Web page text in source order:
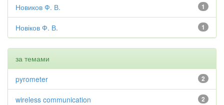
1
Новиков Ф. В.
1
Новіков Ф. В.
за темами
2
pyrometer
2
wireless communication